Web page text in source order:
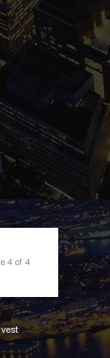
4 of 4